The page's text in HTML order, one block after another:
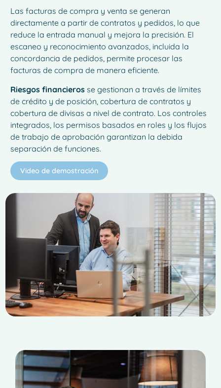
Las facturas de compra y venta se generan
directamente a partir de contratos y pedidos, lo que
reduce la entrada manual y mejora la precisión. El
escaneo y reconocimiento avanzados, incluida la
concordancia de pedidos, permite procesar las
facturas de compra de manera eficiente.
Riesgos financieros se gestionan a través de límites
de crédito y de posición, cobertura de contratos y
cobertura de divisas a nivel de contrato. Los controles
integrados, los permisos basados en roles y los flujos
de trabajo de aprobación garantizan la debida
separación de funciones.
Video de demostración